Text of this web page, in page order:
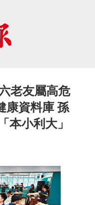
老友屬高危
康資料庫 孫
本小利大」